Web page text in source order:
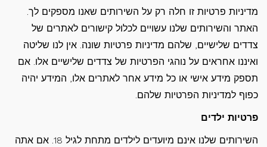
מדיניות פרטיות זו חלה רק על השירותים שאנו מספקים לך.
האתר והשירותים שלנו עשויים לכלול קישורים לאתרים של
צדדים שלישיים, שלהם מדיניות פרטיות שונה. אין לנו שליטה
ואיננו אחראים על נוהגי הפרטיות של צדדים שלישיים אלו. אם
תספק מידע אישי או כל מידע אחר לאתרים אלו, המידע יהיה
כפוף למדיניות הפרטיות שלהם.
פרטיות ילדים
השירותים שלנו אינם מיועדים לילדים מתחת לגיל 18. אם אתה